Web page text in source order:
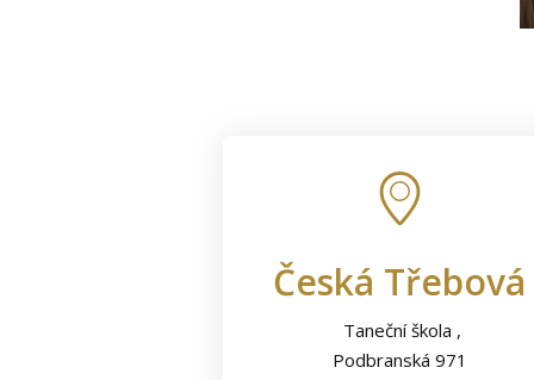
Česká Třebová
Taneční škola ,
Podbranská 971